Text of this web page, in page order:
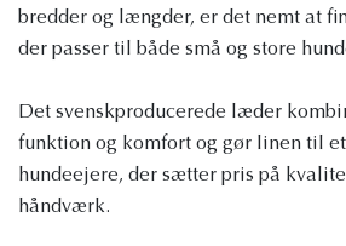
bredder og længder, er det nemt at
der passer til både små og store
Det svenskproducerede læder
funktion og komfort og gør linen til
hundeejere, der sætter pris på
håndværk.